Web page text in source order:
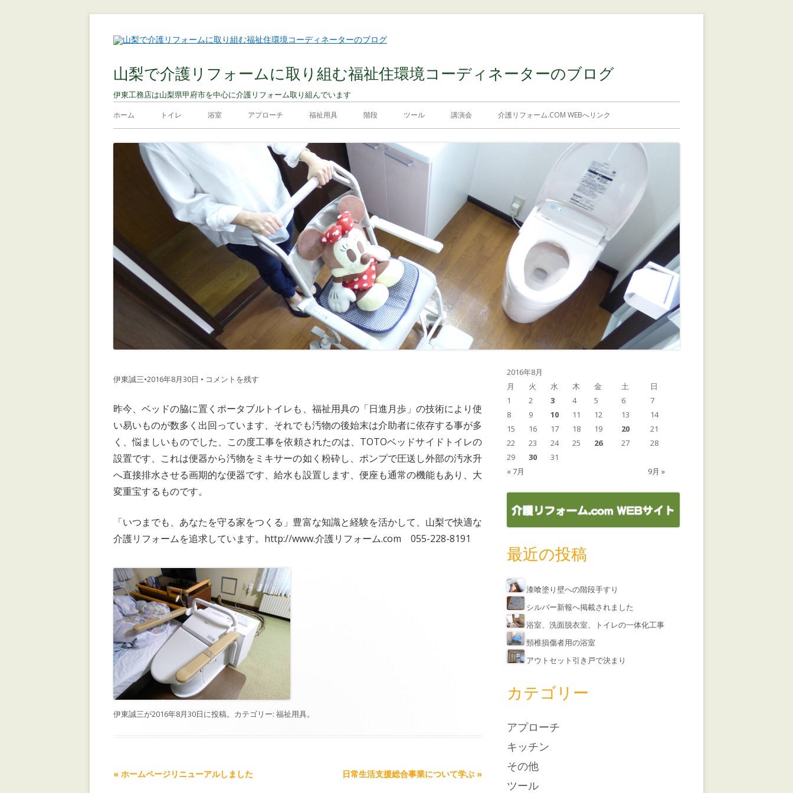
山梨で介護リフォームに取り組む福祉住環境コーディネーターのブログ
伊東工務店は山梨県甲府市を中心に介護リフォーム取り組んでいます
ホーム トイレ 浴室 アプローチ 福祉用具 階段 ツール 講演会 介護リフォーム.COM WEBへリンク
伊東誠三•2016年8月30日 • コメントを残す
昨今、ベッドの脇に置くポータブルトイレも、福祉用具の「日進月歩」の技術により使
い易いものが数多く出回っています、それでも汚物の後始末は介助者に依存する事が多
く、悩ましいものでした、この度工事を依頼されたのは、TOTOベッドサイドトイレの
設置です、これは便器から汚物をミキサーの如く粉砕し、ポンプで圧送し外部の汚水升
へ直接排水させる画期的な便器です、給水も設置します、便座も通常の機能もあり、大
変重宝するものです。
「いつまでも、あなたを守る家をつくる」豊富な知識と経験を活かして、山梨で快適な
介護リフォームを追求しています。http://www.介護リフォーム.com 055-228-8191
伊東誠三が2016年8月30日に投稿。カテゴリー: 福祉用具。
記事ナビゲーション
« ホームページリニューアルしました 日常生活支援総合事業について学ぶ »
2016年8月
月
火 水 木 金 土 日
« 7月 9月 »
1 2 3 4 5 6
7
8
9 10 11 12 13
14
15
16 17 18 19 20
21
22
23 24 25 26 27
28
29
30 31
最近の投稿
漆喰塗り壁への階段手すり
シルバー新報へ掲載されました
浴室、洗面脱衣室、トイレの一体化工事
頸椎損傷者用の浴室
アウトセット引き戸で決まり
カテゴリー
アプローチ
キッチン
その他
ツール